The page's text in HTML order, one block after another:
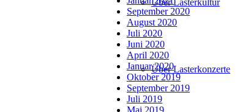
Über Lasterkultur
Über Lasterkonzerte
September 2020
August 2020
Juli 2020
Juni 2020
April 2020
Januar 2020
Oktober 2019
September 2019
Juli 2019
Mai 2019